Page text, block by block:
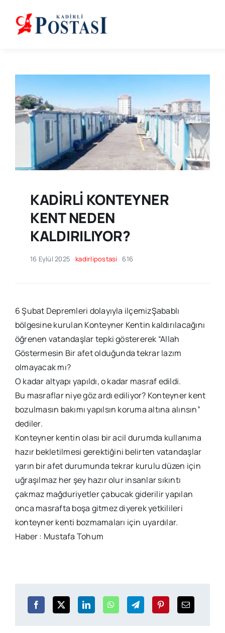
content
KADİRLİ KONTEYNER
KENT NEDEN
KALDIRILIYOR?
16 Eylül 2025 kadirlipostasi 616
6 Şubat Depremleri dolayıyla ilçemizŞabablı
bölgesine kurulan Konteyner Kentin kaldırılacağını
öğrenen vatandaşlar tepki göstererek “Allah
Göstermesin Bir afet olduğunda tekrar lazım
olmayacak mı?
O kadar altyapı yapıldı, o kadar masraf edildi.
Bu masraflar niye göz ardı ediliyor? Konteyner kent
bozulmasın bakımı yapılsın koruma altına alınsın”
dediler.
Konteyner kentin olası bir acil durumda kullanıma
hazır bekletilmesi gerektiğini belirten vatandaşlar
yarın bir afet durumunda tekrar kurulu düzen için
uğraşılmaz her şey hazır olur insanlar sıkıntı
çakmaz mağduriyetler çabucak giderilir yapılan
onca masrafta boşa gitmez diyerek yetkilileri
konteyner kenti bozmamaları için uyardılar.
Haber : Mustafa Tohum